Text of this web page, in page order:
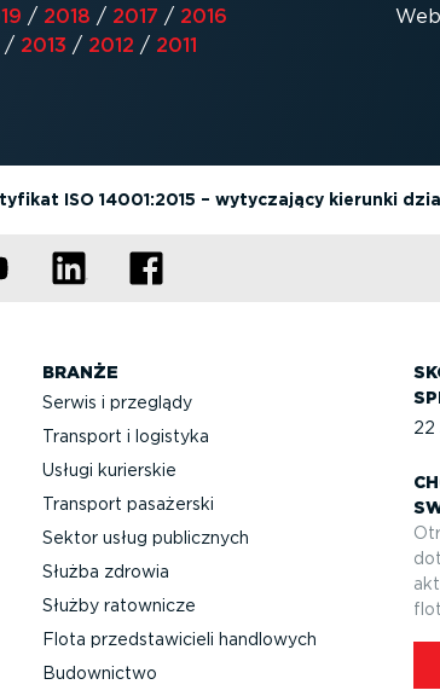
/ 2018 / 2017 / 2016
/ 2013 / 2012 / 2011
ISO 14001:2015 – wytyczający kierunki
BRANŻE
Serwis i przeglądy
Transport i logistyka
Usługi kurierskie
Transport pasażerski
Sektor usług publicznych
Służba zdrowia
Służby ratownicze
Flota przed­sta­wi­cieli handlowych
Budownictwo
22